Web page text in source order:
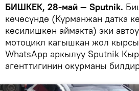
БИШКЕК, 28-май — Sputnik.
көчөсүндө (Курманжан датка
кесилишкен аймакта) эки
мотоцикл кагышкан жол
WhatsApp аркылуу Sputnik
агенттигинин окурманы